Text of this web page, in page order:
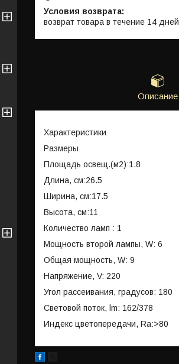
возврат товара в течение 14 дней
Описание
Характеристики
Размеры
Площадь освещ.(м2):1.8
Длина, см:26.5
Ширина, см:17.5
Высота, см:11
Количество ламп : 1
Мощность второй лампы, W: 6
Общая мощность, W: 9
Напряжение, V: 220
Угол рассеивания, градусов: 180
Световой поток, lm: 162/378
Индекс цветопередачи, Ra:>80